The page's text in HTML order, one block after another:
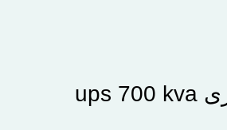
برق اضطراری ups 700 kva